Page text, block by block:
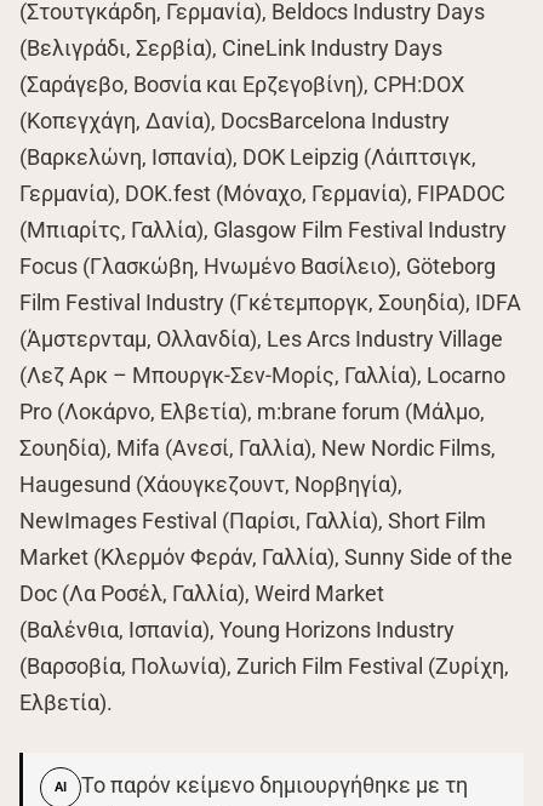
(Στουτγκάρδη, Γερμανία), Beldocs Industry Days
(Βελιγράδι, Σερβία), CineLink Industry Days
(Σαράγεβο, Βοσνία και Ερζεγοβίνη), CPH:DOX
(Κοπεγχάγη, Δανία), DocsBarcelona Industry
(Βαρκελώνη, Ισπανία), DOK Leipzig (Λάιπτσιγκ,
Γερμανία), DOK.fest (Μόναχο, Γερμανία), FIPADOC
(Μπιαρίτς, Γαλλία), Glasgow Film Festival Industry
Focus (Γλασκώβη, Ηνωμένο Βασίλειο), Göteborg
Film Festival Industry (Γκέτεμποργκ, Σουηδία), IDFA
(Άμστερνταμ, Ολλανδία), Les Arcs Industry Village
(Λεζ Αρκ – Μπουργκ-Σεν-Μορίς, Γαλλία), Locarno
Pro (Λοκάρνο, Ελβετία), m:brane forum (Μάλμο,
Σουηδία), Mifa (Ανεσί, Γαλλία), New Nordic Films,
Haugesund (Χάουγκεζουντ, Νορβηγία),
NewImages Festival (Παρίσι, Γαλλία), Short Film
Market (Κλερμόν Φεράν, Γαλλία), Sunny Side of the
Doc (Λα Ροσέλ, Γαλλία), Weird Market
(Βαλένθια, Ισπανία), Young Horizons Industry
(Βαρσοβία, Πολωνία), Zurich Film Festival (Ζυρίχη,
Ελβετία).
AI
Το παρόν κείμενο δημιουργήθηκε με τη